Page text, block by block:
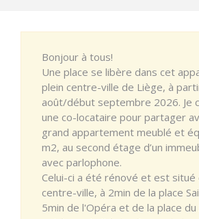
Bonjour à tous!
Une place se libère dans cet
plein centre-ville de Liège, à
août/début septembre 2026. Je
une co-locataire pour partager
grand appartement meublé et
m2, au second étage d’un
avec parlophone.
Celui-ci a été rénové et est situé
centre-ville, à 2min de la place
5min de l'Opéra et de la place du